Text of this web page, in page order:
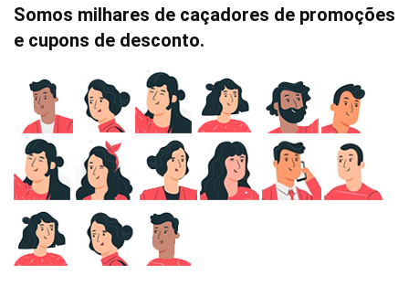
Somos milhares de caçadores de promoções
e cupons de desconto.